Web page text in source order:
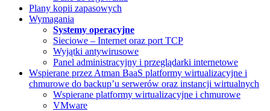
Plany kopii zapasowych
Wymagania
Systemy operacyjne
Sieciowe – Internet oraz port TCP
Wyjątki antywirusowe
Panel administracyjny i przeglądarki internetowe
Wspierane przez Atman BaaS platformy wirtualizacyjne i
chmurowe do backup’u serwerów oraz instancji wirtualnych
Wspierane platformy wirtualizacyjne i chmurowe
VMware